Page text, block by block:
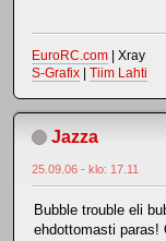
EuroRC.com | Xray
S-Grafix | Tiim Lahti
Jazza
25.09.06 - klo: 17.11
Bubble trouble eli
ehdottomasti paras!